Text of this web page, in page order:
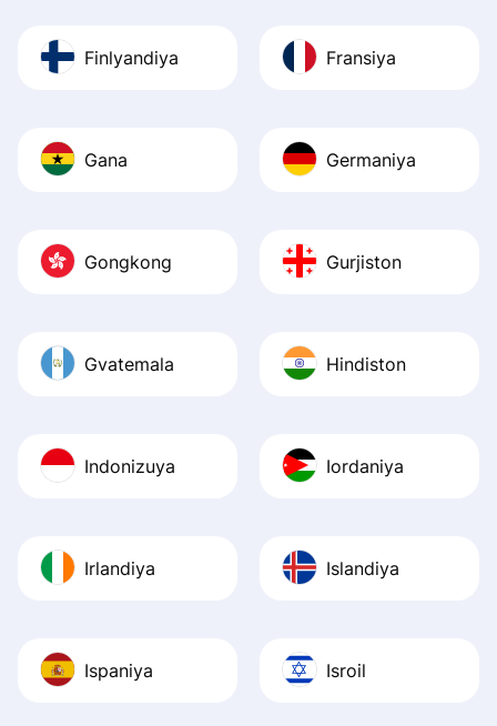
Finlyandiya Fransiya
Gana Germaniya
Gongkong Gurjiston
Gvatemala Hindiston
Indonizuya Iordaniya
Irlandiya Islandiya
Ispaniya Isroil